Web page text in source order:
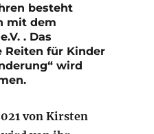
besteht
mit dem
. Das
Reiten für Kinder
wird
von Kirsten